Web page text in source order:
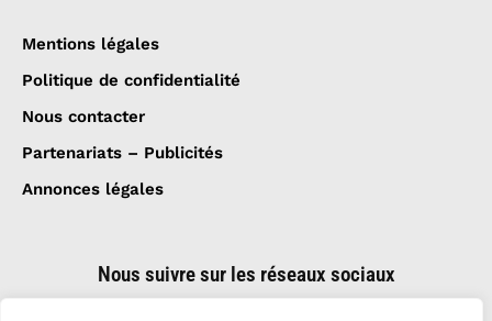
Mentions légales
Politique de confidentialité
Nous contacter
Partenariats – Publicités
Annonces légales
Nous suivre sur les réseaux sociaux